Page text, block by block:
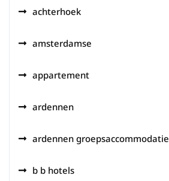
achterhoek
amsterdamse
appartement
ardennen
ardennen groepsaccommodatie
b b hotels